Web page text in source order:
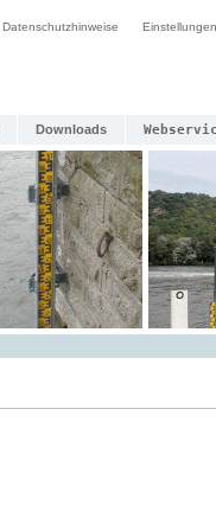
Datenschutzhinweise Einstellungen
Downloads